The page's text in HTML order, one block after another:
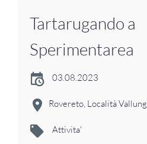
Tartarugando a
Sperimentarea
03.08.2023
Rovereto, Località
Attivita'